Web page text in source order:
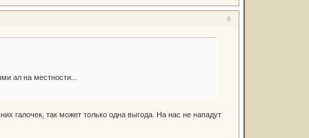
6
ал на местности...
галочек, так может только одна выгода. На нас не нападут